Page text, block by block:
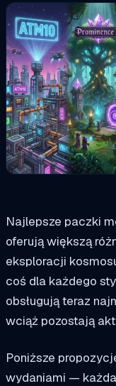
Najlepsze paczki
oferują większą
eksploracji
coś dla każdego
obsługują teraz
wciąż pozostają
Poniższe
wydaniami — każda